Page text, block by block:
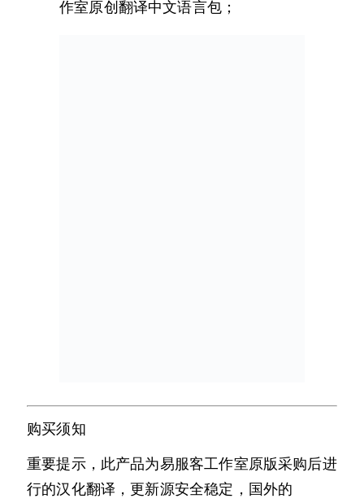
作室原创翻译中文语言包；
购买须知
重要提示，此产品为易服客工作室原版采购后进
行的汉化翻译，更新源安全稳定，国外的